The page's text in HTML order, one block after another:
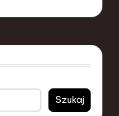
Szukaj